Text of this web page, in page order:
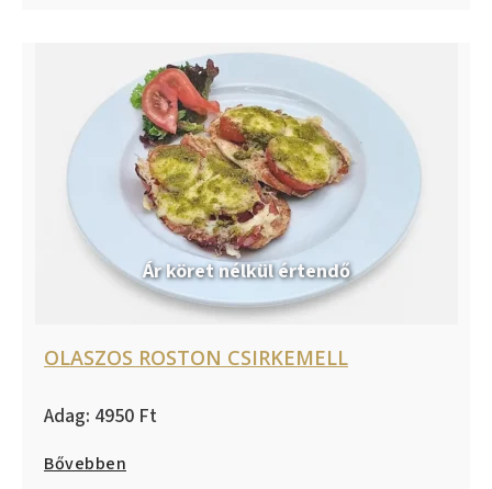
Ár köret nélkül értendő
OLASZOS ROSTON CSIRKEMELL
4950
Bővebben